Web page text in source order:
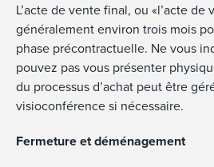
L’acte de vente final, ou «l’acte de
généralement environ trois mois
phase précontractuelle. Ne vous
pouvez pas vous présenter
du processus d’achat peut être
visioconférence si nécessaire.
Fermeture et déménagement